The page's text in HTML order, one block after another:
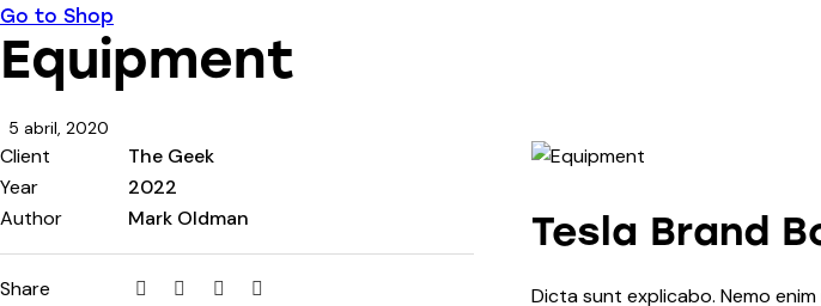
Go to Shop
Equipment
5 abril, 2020
Client
The Geek
Year
2022
Author
Mark Oldman
Share
Tesla Brand
Dicta sunt explicabo. Nemo